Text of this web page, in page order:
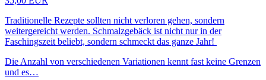
Traditionelle Rezepte sollten nicht verloren gehen, sondern
weitergereicht werden. Schmalzgebäck ist nicht nur in der
Faschingszeit beliebt, sondern schmeckt das ganze Jahr!
Die Anzahl von verschiedenen Variationen kennt fast keine Grenzen
und es…